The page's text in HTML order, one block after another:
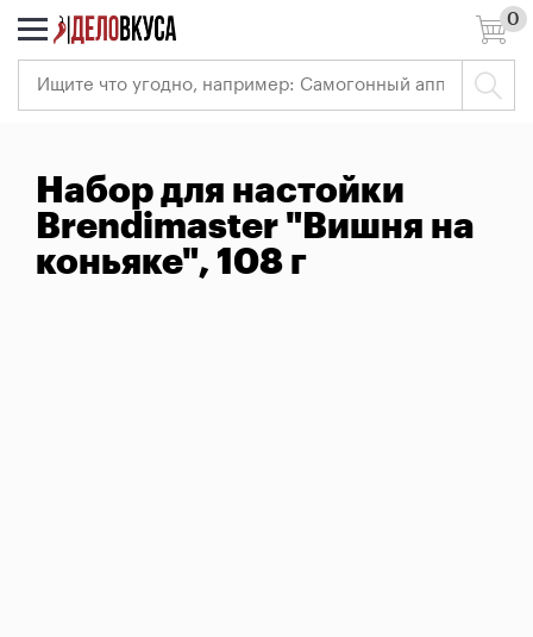
7 (495) 966-41-40
Ваш
регион:
Регистрация
0
Набор для настойки
Brendimaster "Вишня на
коньяке", 108 г